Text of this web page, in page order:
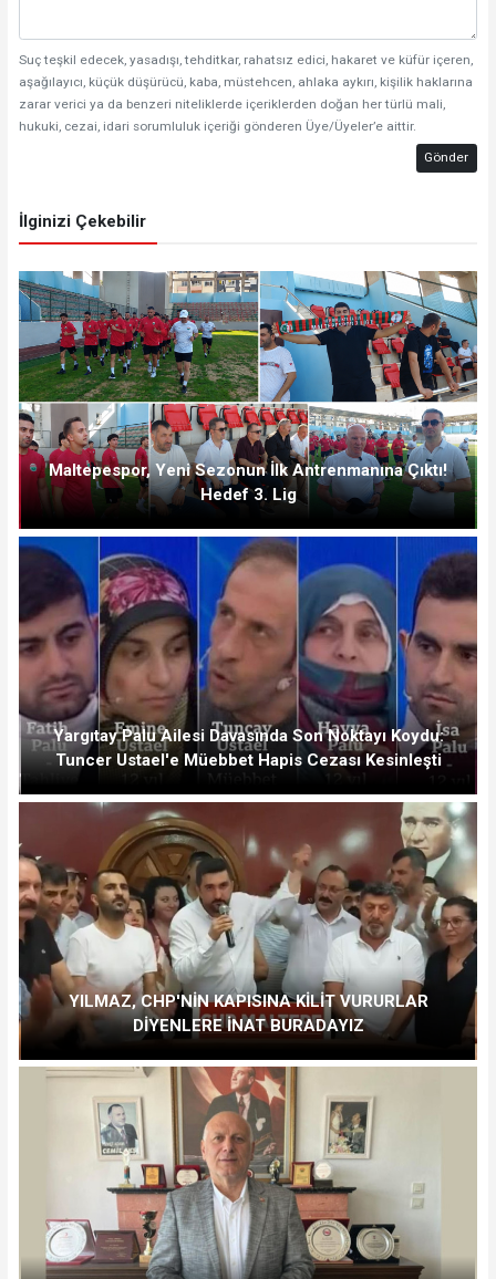
Suç teşkil edecek, yasadışı, tehditkar, rahatsız edici, hakaret ve küfür içeren,
aşağılayıcı, küçük düşürücü, kaba, müstehcen, ahlaka aykırı, kişilik haklarına
zarar verici ya da benzeri niteliklerde içeriklerden doğan her türlü mali,
hukuki, cezai, idari sorumluluk içeriği gönderen Üye/Üyeler’e aittir.
Gönder
İlginizi Çekebilir
Maltepespor, Yeni Sezonun İlk Antrenmanına Çıktı!
Hedef 3. Lig
Yargıtay Palu Ailesi Davasında Son Noktayı Koydu:
Tuncer Ustael'e Müebbet Hapis Cezası Kesinleşti
YILMAZ, CHP'NİN KAPISINA KİLİT VURURLAR
DİYENLERE İNAT BURADAYIZ